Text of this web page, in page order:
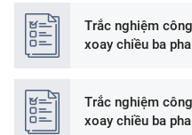
Trắc nghiệm
xoay chiều ba
Trắc nghiệm
xoay chiều ba pha